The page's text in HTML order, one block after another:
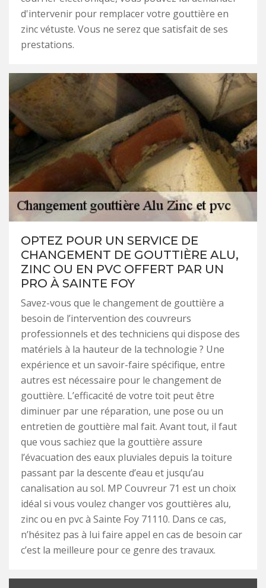
d'intervenir pour remplacer votre gouttière en
zinc vétuste. Vous ne serez que satisfait de ses
prestations.
OPTEZ POUR UN SERVICE DE
CHANGEMENT DE GOUTTIÈRE ALU,
ZINC OU EN PVC OFFERT PAR UN
PRO À SAINTE FOY
Savez-vous que le changement de gouttière a
besoin de l’intervention des couvreurs
professionnels et des techniciens qui dispose des
matériels à la hauteur de la technologie ? Une
expérience et un savoir-faire spécifique, entre
autres est nécessaire pour le changement de
gouttière. L’efficacité de votre toit peut être
diminuer par une réparation, une pose ou un
entretien de gouttière mal fait. Avant tout, il faut
que vous sachiez que la gouttière assure
l’évacuation des eaux pluviales depuis la toiture
passant par la descente d’eau et jusqu’au
canalisation au sol. MP Couvreur 71 est un choix
idéal si vous voulez changer vos gouttières alu,
zinc ou en pvc à Sainte Foy 71110. Dans ce cas,
n’hésitez pas à lui faire appel en cas de besoin car
c’est la meilleure pour ce genre des travaux.